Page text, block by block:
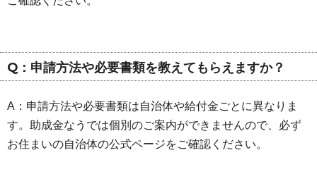
Q：申請方法や必要書類を教えてもらえますか？
A：申請方法や必要書類は自治体や給付金ごとに異なりま
す。助成金なうでは個別のご案内ができませんので、必ず
お住まいの自治体の公式ページをご確認ください。